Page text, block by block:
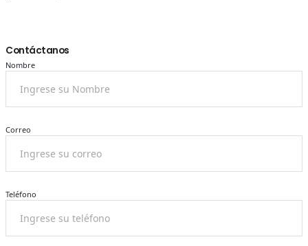
Contáctanos
Nombre
Correo
Teléfono